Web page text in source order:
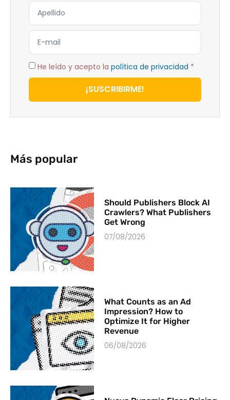
He leído y acepto la política de privacidad *
¡SUSCRIBIRME!
Más popular
Should Publishers Block AI
Crawlers? What Publishers
Get Wrong
07/08/2026
What Counts as an Ad
Impression? How to
Optimize It for Higher
Revenue
06/08/2026